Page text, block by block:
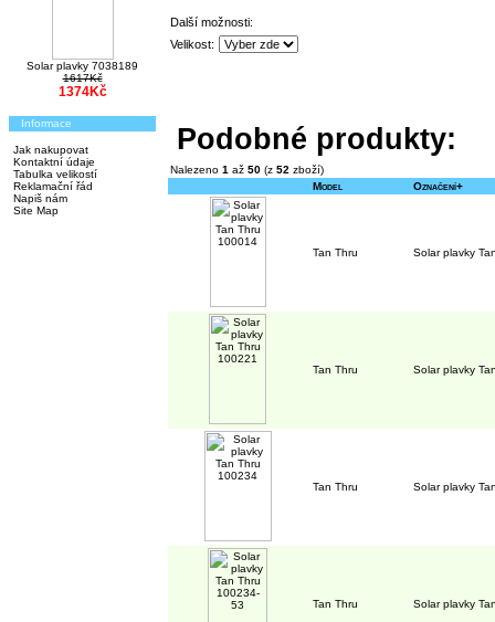
Solar plavky 7038189
1617Kč
1374Kč
Informace
Jak nakupovat
Kontaktní údaje
Tabulka velikostí
Reklamační řád
Napiš nám
Site Map
Další možnosti:
Velikost:
Podobné produkty:
Nalezeno 1 až 50 (z 52 zboží)
Model
Označení+
Tan Thru Solar plavky
Tan Thru Solar plavky
Tan Thru Solar plavky
Tan Thru Solar plavky